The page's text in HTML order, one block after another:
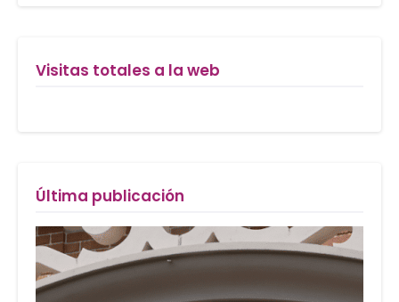
Visitas totales a la web
Última publicación